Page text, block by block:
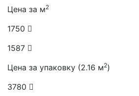
Цена за м2
1750
1587
Цена за упаковку (2.16 м2)
3780